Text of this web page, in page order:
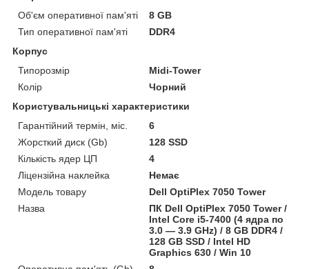
Об'єм оперативної пам'яті
8 GB
Тип оперативної пам'яті
DDR4
Корпус
Типорозмір
Midi-Tower
Колір
Чорний
Користувальницькі характеристики
Гарантійний термін, міс.
6
Жорсткий диск (Gb)
128 SSD
Кількість ядер ЦП
4
Ліцензійна наклейка
Немає
Модель товару
Dell OptiPlex 7050 Tower
Назва
ПК Dell OptiPlex 7050 Tower /
Intel Core i5-7400 (4 ядра по
3.0 — 3.9 GHz) / 8 GB DDR4 /
128 GB SSD / Intel HD
Graphics 630 / Win 10